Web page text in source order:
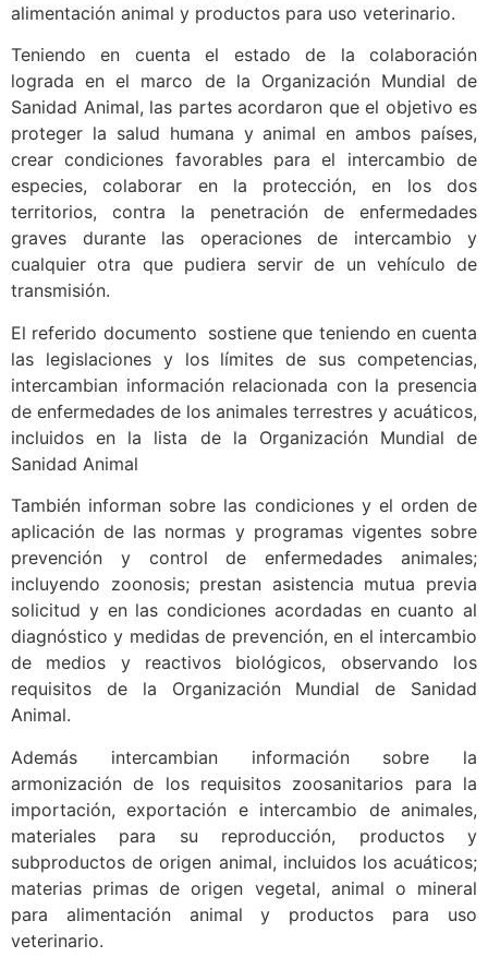
alimentación animal y productos para uso veterinario.
Teniendo en cuenta el estado de la colaboración
lograda en el marco de la Organización Mundial de
Sanidad Animal, las partes acordaron que el objetivo es
proteger la salud humana y animal en ambos países,
crear condiciones favorables para el intercambio de
especies, colaborar en la protección, en los dos
territorios, contra la penetración de enfermedades
graves durante las operaciones de intercambio y
cualquier otra que pudiera servir de un vehículo de
transmisión.
El referido documento sostiene que teniendo en cuenta
las legislaciones y los límites de sus competencias,
intercambian información relacionada con la presencia
de enfermedades de los animales terrestres y acuáticos,
incluidos en la lista de la Organización Mundial de
Sanidad Animal
También informan sobre las condiciones y el orden de
aplicación de las normas y programas vigentes sobre
prevención y control de enfermedades animales;
incluyendo zoonosis; prestan asistencia mutua previa
solicitud y en las condiciones acordadas en cuanto al
diagnóstico y medidas de prevención, en el intercambio
de medios y reactivos biológicos, observando los
requisitos de la Organización Mundial de Sanidad
Animal.
Además intercambian información sobre la
armonización de los requisitos zoosanitarios para la
importación, exportación e intercambio de animales,
materiales para su reproducción, productos y
subproductos de origen animal, incluidos los acuáticos;
materias primas de origen vegetal, animal o mineral
para alimentación animal y productos para uso
veterinario.